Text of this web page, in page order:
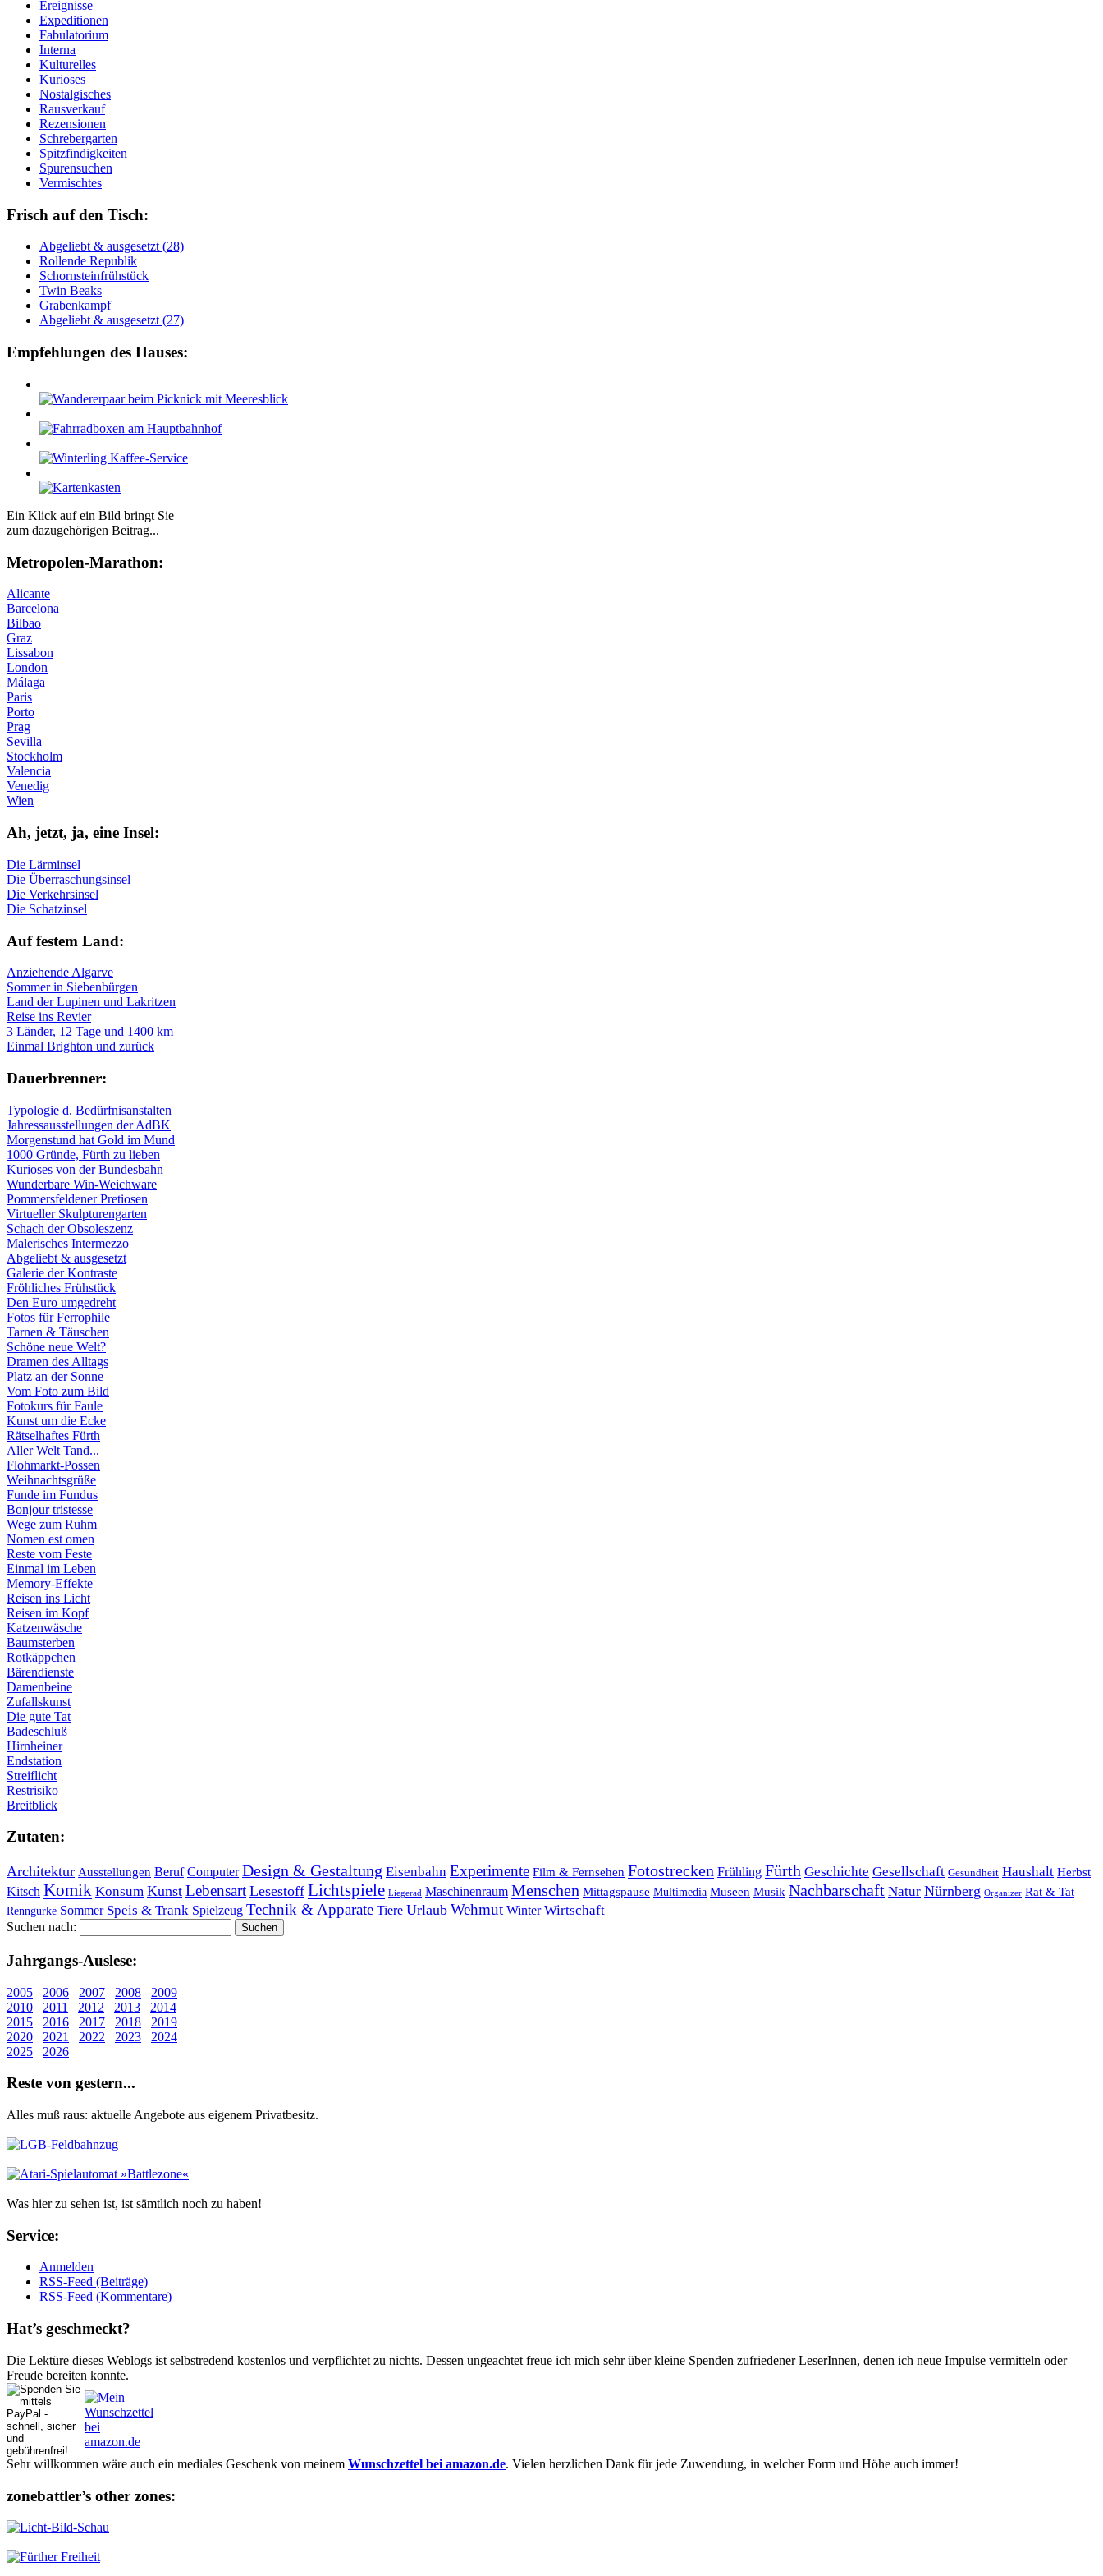
Ereignisse
Expeditionen
Fabulatorium
Interna
Kulturelles
Kurioses
Nostalgisches
Rausverkauf
Rezensionen
Schrebergarten
Spitzfindigkeiten
Spurensuchen
Vermischtes
Frisch auf den Tisch:
Ab­ge­liebt & aus­ge­setzt (28)
Rol­len­de Re­pu­blik
Schorn­stein­früh­stück
Twin Beaks
Gra­ben­kampf
Ab­ge­liebt & aus­ge­setzt (27)
Empfehlungen des Hauses:
Ein Klick auf ein Bild bringt Sie
zum dazugehörigen Beitrag...
Me­tro­po­len-Ma­ra­thon:
Alicante
Barcelona
Bilbao
Graz
Lissabon
London
Málaga
Paris
Porto
Prag
Sevilla
Stockholm
Valencia
Venedig
Wien
Ah, jetzt, ja, ei­ne In­sel:
Die Lärminsel
Die Überraschungsinsel
Die Verkehrsinsel
Die Schatzinsel
Auf fe­stem Land:
Anziehende Algarve
Sommer in Siebenbürgen
Land der Lupinen und Lakritzen
Reise ins Revier
3 Länder, 12 Tage und 1400 km
Einmal Brighton und zurück
Dau­er­bren­ner:
Typologie d. Bedürfnisanstalten
Jahressausstellungen der AdBK
Morgenstund hat Gold im Mund
1000 Gründe, Fürth zu lieben
Kurioses von der Bundesbahn
Wunderbare Win-Weichware
Pommersfeldener Pretiosen
Virtueller Skulpturengarten
Schach der Obsoleszenz
Malerisches Intermezzo
Abgeliebt & ausgesetzt
Galerie der Kontraste
Fröhliches Frühstück
Den Euro umgedreht
Fotos für Ferrophile
Tarnen & Täuschen
Schöne neue Welt?
Dramen des Alltags
Platz an der Sonne
Vom Foto zum Bild
Fotokurs für Faule
Kunst um die Ecke
Rätselhaftes Fürth
Aller Welt Tand...
Flohmarkt-Possen
Weihnachtsgrüße
Funde im Fundus
Bonjour tristesse
Wege zum Ruhm
Nomen est omen
Reste vom Feste
Einmal im Leben
Memory-Effekte
Reisen ins Licht
Reisen im Kopf
Katzenwäsche
Baumsterben
Rotkäppchen
Bärendienste
Damenbeine
Zufallskunst
Die gute Tat
Badeschluß
Hirnheiner
Endstation
Streiflicht
Restrisiko
Breitblick
Zu­ta­ten:
Architektur Ausstellungen Beruf Computer Design & Gestaltung Eisenbahn Experimente Film & Fernsehen Fotostrecken Frühling Fürth Geschichte Gesellschaft Gesundheit Haushalt Herbst
Kitsch Komik Konsum Kunst Lebensart Lesestoff Lichtspiele Liegerad Maschinenraum Menschen Mittagspause Multimedia Museen Musik Nachbarschaft Natur Nürnberg Organizer Rat & Tat
Renngurke Sommer Speis & Trank Spielzeug Technik & Apparate Tiere Urlaub Wehmut Winter Wirtschaft
Suchen nach:
Jahr­gangs-Aus­le­se:
2005 2006 2007 2008
2009
2010
2011 2012 2013
2014
2015
2016 2017 2018
2019
2020
2021 2022 2023
2024
2025
2026
Re­ste von ge­stern...
Alles muß raus: aktuelle An­ge­bo­te aus eigenem Privatbesitz.
Was hier zu sehen ist, ist sämt­lich noch zu haben!
Ser­vice:
Anmelden
RSS-Feed (Beiträge)
RSS-Feed (Kommentare)
Hat’s ge­schmeckt?
Die Lektüre dieses Weblogs ist selbstredend kostenlos und ver­pflich­tet zu nichts. Dessen un­ge­achtet freue ich mich sehr über kleine Spenden zufriedener Le­serInnen, denen ich neue Im­pul­se vermitteln oder
Freude bereiten konnte.
Sehr willkommen wäre auch ein mediales Geschenk von meinem Wunschzettel bei amazon.de. Vielen herzlichen Dank für jede Zuwendung, in welcher Form und Höhe auch immer!
zonebattler’s other zo­nes: